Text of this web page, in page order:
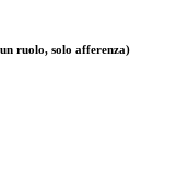
ruolo, solo afferenza)